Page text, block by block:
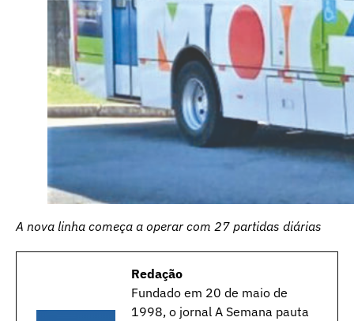
A nova linha começa a operar com 27 partidas diárias
Redação
Fundado em 20 de maio de
1998, o jornal A Semana pauta